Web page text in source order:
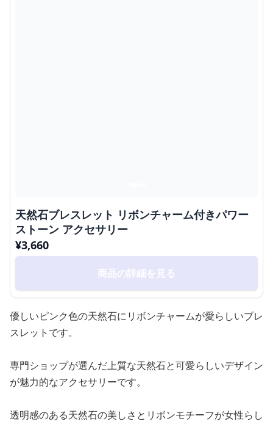
天然石ブレスレット リボンチャーム付きパワー
ストーン アクセサリー
¥3,660
商品の詳細を見る
優しいピンク色の天然石にリボンチャームが愛らしいブレ
スレットです。
専門ショップが選んだ上質な天然石と可愛らしいデザイン
が魅力的なアクセサリーです。
透明感のある天然石の美しさとリボンモチーフが女性らし